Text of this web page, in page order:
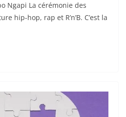
Ngapi La cérémonie des
hip-hop, rap et R’n’B. C’est la